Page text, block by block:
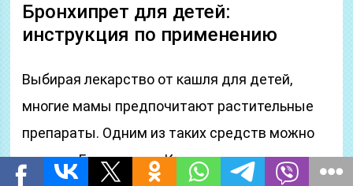
Бронхипрет для детей:
инструкция по применению
Выбирая лекарство от кашля для детей,
многие мамы предпочитают растительные
препараты. Одним из таких средств можно
назвать Бронхипрет. Когда его могут